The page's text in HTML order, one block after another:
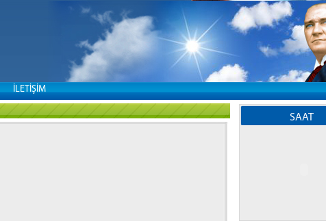
İLETİŞİM
SAAT